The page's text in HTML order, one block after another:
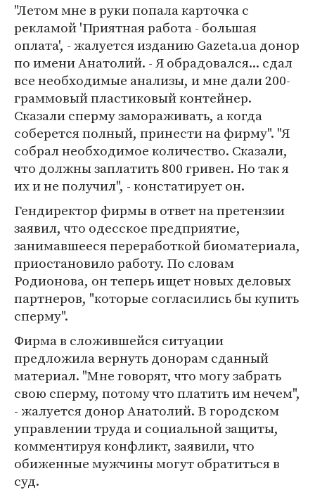
"Летом мне в руки попала карточка с
рекламой 'Приятная работа - большая
оплата', - жалуется изданию Gazeta.ua донор
по имени Анатолий. - Я обрадовался... сдал
все необходимые анализы, и мне дали 200-
граммовый пластиковый контейнер.
Сказали сперму замораживать, а когда
соберется полный, принести на фирму". "Я
собрал необходимое количество. Сказали,
что должны заплатить 800 гривен. Но так я
их и не получил", - констатирует он.
Гендиректор фирмы в ответ на претензии
заявил, что одесское предприятие,
занимавшееся переработкой биоматериала,
приостановило работу. По словам
Родионова, он теперь ищет новых деловых
партнеров, "которые согласились бы купить
сперму".
Фирма в сложившейся ситуации
предложила вернуть донорам сданный
материал. "Мне говорят, что могу забрать
свою сперму, потому что платить им нечем",
- жалуется донор Анатолий. В городском
управлении труда и социальной защиты,
комментируя конфликт, заявили, что
обиженные мужчины могут обратиться в
суд.